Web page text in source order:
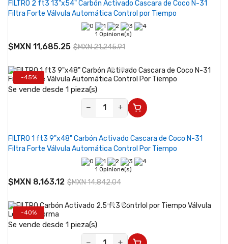
FILTRO 2 ft3 13"x54" Carbón Activado Cascara de Coco N-31
Filtra Forte Válvula Automática Control por Tiempo
1 Opinione(s)
$MXN 11,685.25 $MXN 21,245.91
-45%
Se vende desde 1 pieza(s)
−
+
FILTRO 1 ft3 9"x48" Carbón Activado Cascara de Coco N-31
Filtra Forte Válvula Automática Control Por Tiempo
1 Opinione(s)
$MXN 8,163.12 $MXN 14,842.04
-40%
Se vende desde 1 pieza(s)